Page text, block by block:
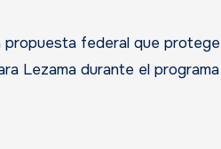
federal que
Lezama durante el programa